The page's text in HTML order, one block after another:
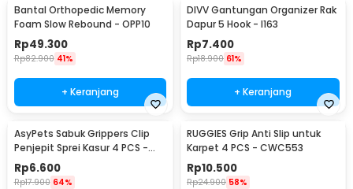
Bantal Orthopedic Memory
Foam Slow Rebound - OPP10
Rp49.300
Rp82.900 41%
+ Keranjang
DIVV Gantungan Organizer Rak
Dapur 5 Hook - I163
Rp7.400
Rp18.900 61%
+ Keranjang
AsyPets Sabuk Grippers Clip
Penjepit Sprei Kasur 4 PCS -
PJP4
Rp6.600
Rp17.900 64%
RUGGIES Grip Anti Slip untuk
Karpet 4 PCS - CWC553
Rp10.500
Rp24.900 58%